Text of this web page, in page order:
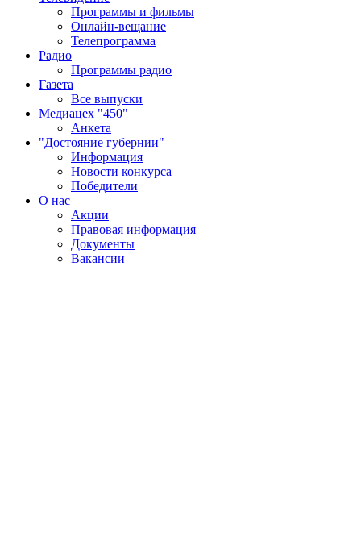
Программы и фильмы
Онлайн-вещание
Телепрограмма
Радио
Программы радио
Газета
Все выпуски
Медиацех "450"
Анкета
"Достояние губернии"
Информация
Новости конкурса
Победители
О нас
Акции
Правовая информация
Документы
Вакансии